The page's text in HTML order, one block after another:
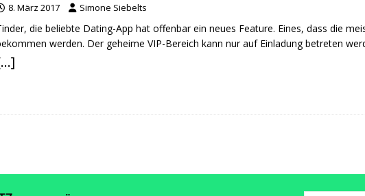
8. März 2017 Simone Siebelts
die beliebte Dating-App hat offenbar ein neues Feature. Eines, dass die
werden. Der geheime VIP-Bereich kann nur auf Einladung betreten